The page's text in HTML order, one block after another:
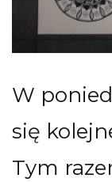
W
się
Tym